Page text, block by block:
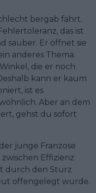
bergab fährt.
das ist
sauber. Er öffnet sie
anderes Thema.
die er noch
kann er kaum
ist es
Aber an dem
gehst du sofort
junge Franzose
Effizienz
durch den Sturz
offengelegt wurde.